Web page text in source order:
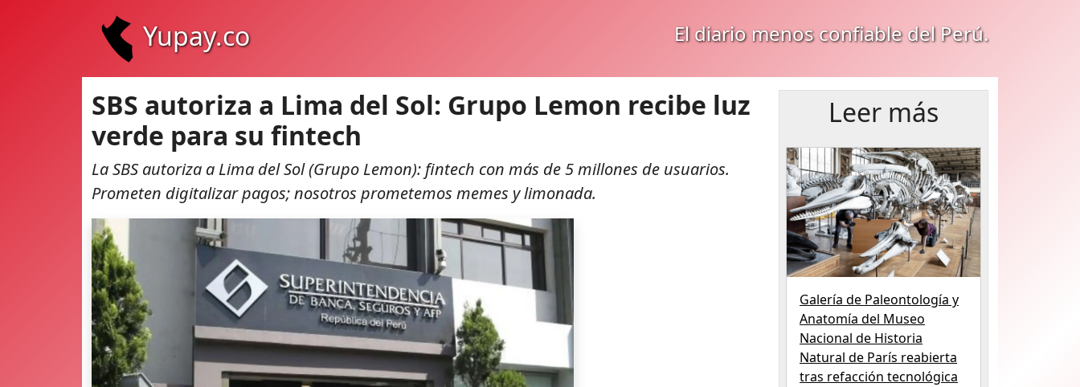
Yupay.co El diario menos confiable del Perú.
SBS autoriza a Lima del Sol: Grupo Lemon recibe luz
verde para su fintech
La SBS autoriza a Lima del Sol (Grupo Lemon): fintech con más de 5 millones de usuarios.
Prometen digitalizar pagos; nosotros prometemos memes y limonada.
Leer más
Galería de Paleontología y
Anatomía del Museo
Nacional de Historia
Natural de París reabierta
tras refacción tecnológica